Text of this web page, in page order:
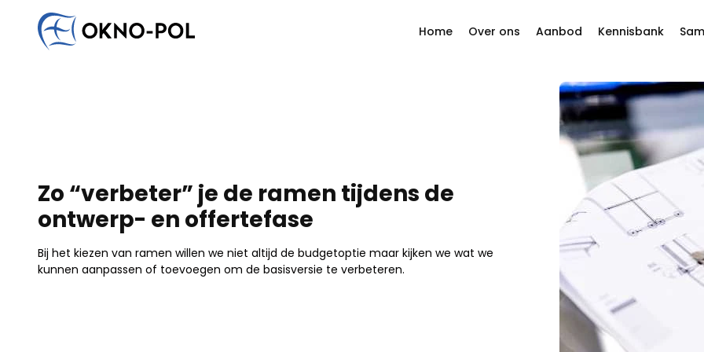
Schrijf ons Home Over ons
Filosofie en waarden
Onze leveranciers
Aanbod
Ramen
Schuifsystemen
Harmonicadeuren
Gevels
Horren
Rolluiken
Kennisbank
Zo “verbeter” je de ramen tijdens de
ontwerp- en offertefase
Bij het kiezen van ramen willen we niet altijd de budgetoptie maar kijken we wat we
kunnen aanpassen of toevoegen om de basisversie te verbeteren.